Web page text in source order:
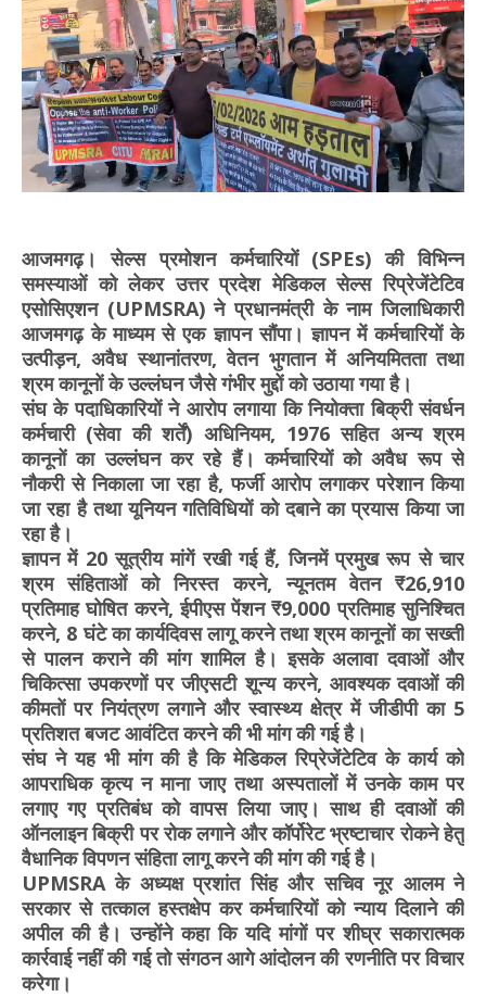
आजमगढ़। सेल्स प्रमोशन कर्मचारियों (SPEs) की विभिन्न
समस्याओं को लेकर उत्तर प्रदेश मेडिकल सेल्स रिप्रेजेंटेटिव
एसोसिएशन (UPMSRA) ने प्रधानमंत्री के नाम जिलाधिकारी
आजमगढ़ के माध्यम से एक ज्ञापन सौंपा। ज्ञापन में कर्मचारियों के
उत्पीड़न, अवैध स्थानांतरण, वेतन भुगतान में अनियमितता तथा
श्रम कानूनों के उल्लंघन जैसे गंभीर मुद्दों को उठाया गया है।
संघ के पदाधिकारियों ने आरोप लगाया कि नियोक्ता बिक्री संवर्धन
कर्मचारी (सेवा की शर्तें) अधिनियम, 1976 सहित अन्य श्रम
कानूनों का उल्लंघन कर रहे हैं। कर्मचारियों को अवैध रूप से
नौकरी से निकाला जा रहा है, फर्जी आरोप लगाकर परेशान किया
जा रहा है तथा यूनियन गतिविधियों को दबाने का प्रयास किया जा
रहा है।
ज्ञापन में 20 सूत्रीय मांगें रखी गई हैं, जिनमें प्रमुख रूप से चार
श्रम संहिताओं को निरस्त करने, न्यूनतम वेतन ₹26,910
प्रतिमाह घोषित करने, ईपीएस पेंशन ₹9,000 प्रतिमाह सुनिश्चित
करने, 8 घंटे का कार्यदिवस लागू करने तथा श्रम कानूनों का सख्ती
से पालन कराने की मांग शामिल है। इसके अलावा दवाओं और
चिकित्सा उपकरणों पर जीएसटी शून्य करने, आवश्यक दवाओं की
कीमतों पर नियंत्रण लगाने और स्वास्थ्य क्षेत्र में जीडीपी का 5
प्रतिशत बजट आवंटित करने की भी मांग की गई है।
संघ ने यह भी मांग की है कि मेडिकल रिप्रेजेंटेटिव के कार्य को
आपराधिक कृत्य न माना जाए तथा अस्पतालों में उनके काम पर
लगाए गए प्रतिबंध को वापस लिया जाए। साथ ही दवाओं की
ऑनलाइन बिक्री पर रोक लगाने और कॉर्पोरेट भ्रष्टाचार रोकने हेतु
वैधानिक विपणन संहिता लागू करने की मांग की गई है।
UPMSRA के अध्यक्ष प्रशांत सिंह और सचिव नूर आलम ने
सरकार से तत्काल हस्तक्षेप कर कर्मचारियों को न्याय दिलाने की
अपील की है। उन्होंने कहा कि यदि मांगों पर शीघ्र सकारात्मक
कार्रवाई नहीं की गई तो संगठन आगे आंदोलन की रणनीति पर विचार
करेगा।